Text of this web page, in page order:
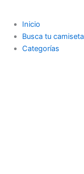
Inicio
Busca tu camiseta
Categorías